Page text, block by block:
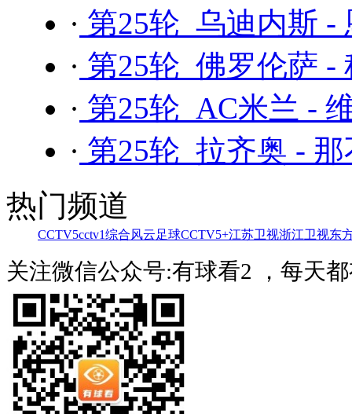
· 第25轮 乌迪内斯 -
· 第25轮 佛罗伦萨 -
· 第25轮 AC米兰 -
· 第25轮 拉齐奥 -
热门频道
CCTV5cctv1综合风云足球CCTV5+江苏卫视浙江卫视东
关注微信公众号:有球看2 ，每天